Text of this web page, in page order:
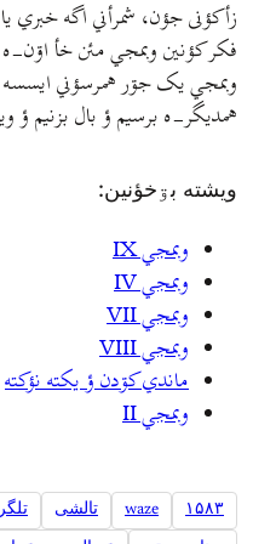
زأکؤنی جؤن، شمرأني اگه خبري
فکر کؤنين وبمجي مئن خأ اۊن-ه
وبمجي یک جۊر همرسؤني
همديگر-ه برسيم ؤ بال بزنيم ؤ
ويشته بۊخؤنين:
وبمجي IX
وبمجي IV
وبمجي VII
وبمجي VIII
ماندي کۊدن ؤ یکته نؤکته
وبمجي II
۱۵۸۳ waze تالشی